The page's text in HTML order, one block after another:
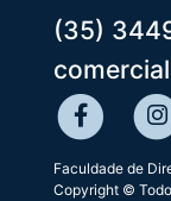
(35)
Faculdade de
Copyright ©